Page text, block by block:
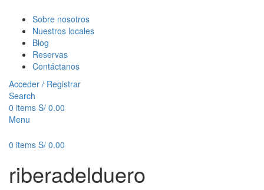
Sobre nosotros
Nuestros locales
Blog
Reservas
Contáctanos
Acceder / Registrar
Search
0 items S/ 0.00
Menu
0 items S/ 0.00
riberadelduero